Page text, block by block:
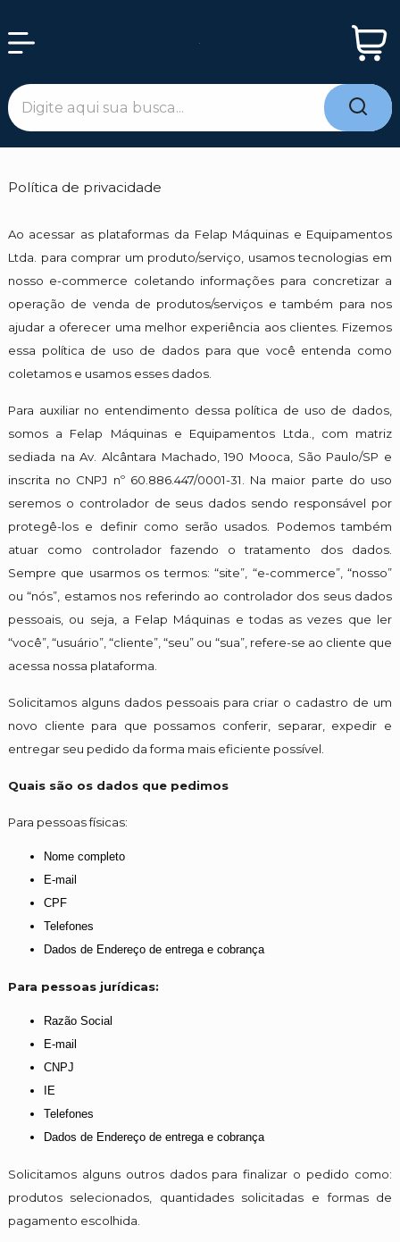
Política de privacidade
Ao acessar as plataformas da Felap Máquinas e Equipamentos
Ltda. para comprar um produto/serviço, usamos tecnologias em
nosso e-commerce coletando informações para concretizar a
operação de venda de produtos/serviços e também para nos
ajudar a oferecer uma melhor experiência aos clientes. Fizemos
essa política de uso de dados para que você entenda como
coletamos e usamos esses dados.
Para auxiliar no entendimento dessa política de uso de dados,
somos a Felap Máquinas e Equipamentos Ltda., com matriz
sediada na Av. Alcântara Machado, 190 Mooca, São Paulo/SP e
inscrita no CNPJ nº 60.886.447/0001-31. Na maior parte do uso
seremos o controlador de seus dados sendo responsável por
protegê-los e definir como serão usados. Podemos também
atuar como controlador fazendo o tratamento dos dados.
Sempre que usarmos os termos: “site”, “e-commerce”, “nosso”
ou “nós”, estamos nos referindo ao controlador dos seus dados
pessoais, ou seja, a Felap Máquinas e todas as vezes que ler
“você”, “usuário”, “cliente”, “seu” ou “sua”, refere-se ao cliente que
acessa nossa plataforma.
Solicitamos alguns dados pessoais para criar o cadastro de um
novo cliente para que possamos conferir, separar, expedir e
entregar seu pedido da forma mais eficiente possível.
Quais são os dados que pedimos
Para pessoas físicas:
Nome completo
E-mail
CPF
Telefones
Dados de Endereço de entrega e cobrança
Para pessoas jurídicas:
Razão Social
E-mail
CNPJ
IE
Telefones
Dados de Endereço de entrega e cobrança
Solicitamos alguns outros dados para finalizar o pedido como:
produtos selecionados, quantidades solicitadas e formas de
pagamento escolhida.